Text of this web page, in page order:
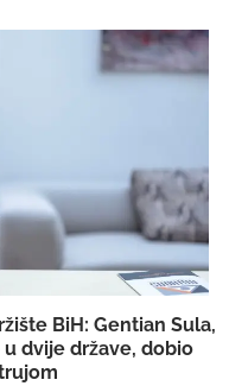
BiH: Gentian Sula,
dvije države, dobio